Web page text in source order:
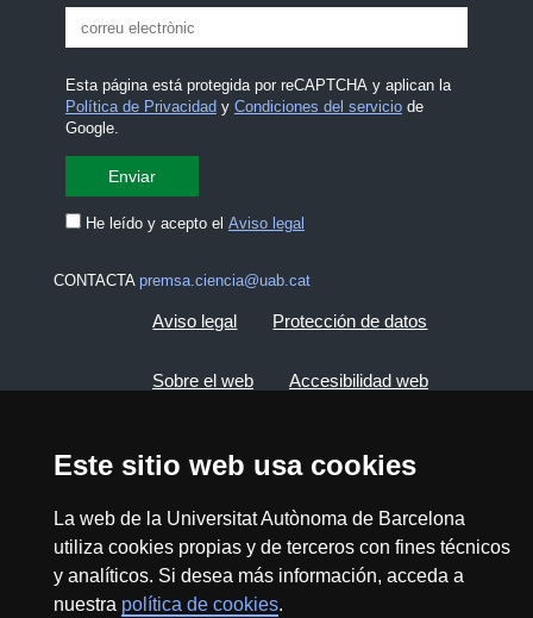
Este sitio web usa cookies
La web de la Universitat Autònoma de Barcelona
utiliza cookies propias y de terceros con fines técnicos
y analíticos. Si desea más información, acceda a
nuestra política de cookies.
Esta página está protegida por reCAPTCHA y aplican la
Política de Privacidad y Condiciones del serviciode
Google.
He leído y acepto el Aviso legal
CONTACTA premsa.ciencia@uab.cat
Aviso legal Protección de datos
Sobre el web Accesibilidad web
2026 Divulga UAB - Commons Reconocimiento -
No Comercial (CC BY NC) - ISSN: 2014-6388
View low-bandwidth version